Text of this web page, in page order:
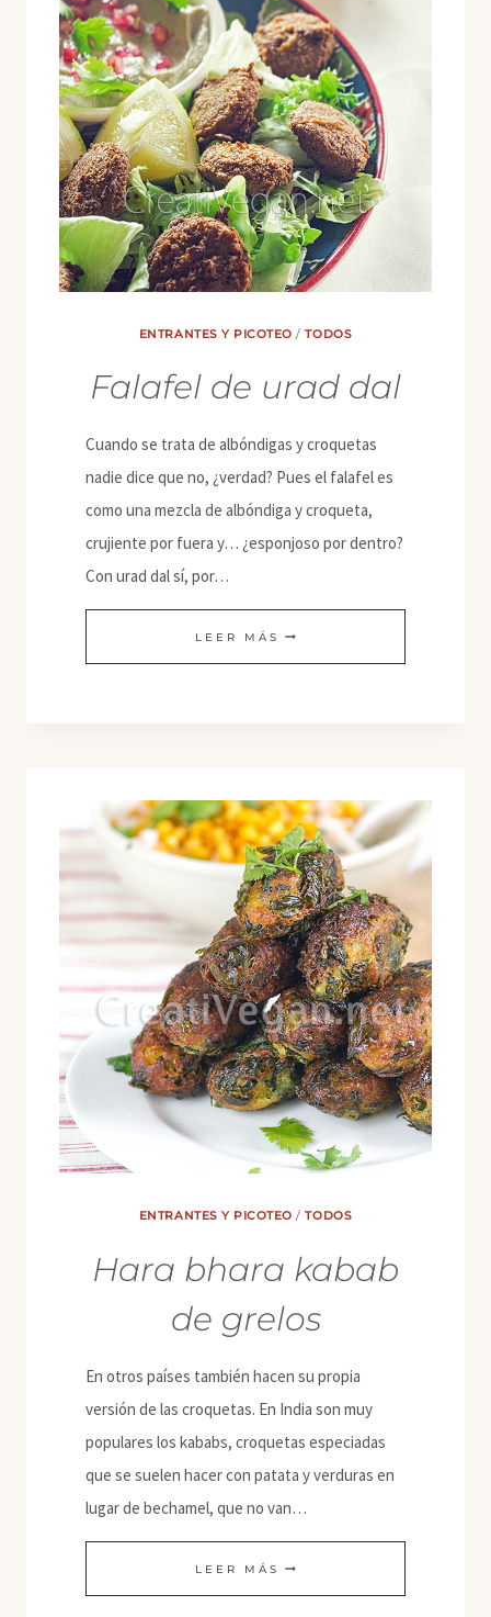
ENTRANTES Y PICOTEO /TODOS
Falafel de urad dal
Cuando se trata de albóndigas y croquetas
nadie dice que no, ¿verdad? Pues el falafel es
como una mezcla de albóndiga y croqueta,
crujiente por fuera y… ¿esponjoso por dentro?
Con urad dal sí, por…
LEER MÁS FALAFEL
DE
ENTRANTES Y PICOTEO /TODOS
Hara bhara kabab
de grelos
En otros países también hacen su propia
versión de las croquetas. En India son muy
populares los kababs, croquetas especiadas
que se suelen hacer con patata y verduras en
lugar de bechamel, que no van…
LEER MÁS HARA
BHARA